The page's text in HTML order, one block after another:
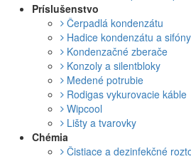
Príslušenstvo
Čerpadlá kondenzátu
Hadice kondenzátu a sifóny
Kondenzačné zberače
Konzoly a silentbloky
Medené potrubie
Rodigas vykurovacie káble
Wipcool
Lišty a tvarovky
Chémia
Čistiace a dezinfekčné